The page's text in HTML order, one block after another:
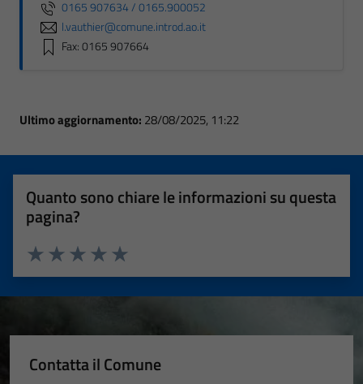
0165 907634 / 0165.900052
l.vauthier@comune.introd.ao.it
Fax: 0165 907664
Ultimo aggiornamento: 28/08/2025, 11:22
Quanto sono chiare le informazioni su questa
pagina?
Valuta 5 stelle su 5
Valuta 4 stelle su 5
Valuta 3 stelle su 5
Valuta 2 stelle su 5
Valuta 1 stelle su 5
Contatta il Comune